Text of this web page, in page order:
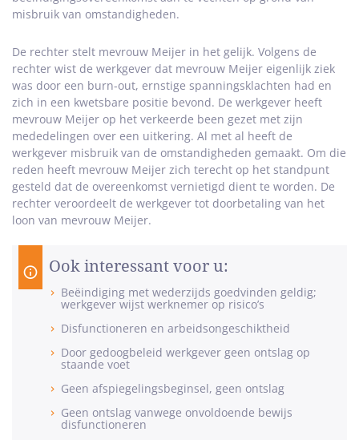
misbruik van omstandigheden.
De rechter stelt mevrouw Meijer in het gelijk. Volgens de
rechter wist de werkgever dat mevrouw Meijer eigenlijk ziek
was door een burn-out, ernstige spanningsklachten had en
zich in een kwetsbare positie bevond. De werkgever heeft
mevrouw Meijer op het verkeerde been gezet met zijn
mededelingen over een uitkering. Al met al heeft de
werkgever misbruik van de omstandigheden gemaakt. Om die
reden heeft mevrouw Meijer zich terecht op het standpunt
gesteld dat de overeenkomst vernietigd dient te worden. De
rechter veroordeelt de werkgever tot doorbetaling van het
loon van mevrouw Meijer.
Ook interessant voor u:
Beëindiging met wederzijds goedvinden geldig;
werkgever wijst werknemer op risico’s
Disfunctioneren en arbeidsongeschiktheid
Door gedoogbeleid werkgever geen ontslag op
staande voet
Geen afspiegelingsbeginsel, geen ontslag
Geen ontslag vanwege onvoldoende bewijs
disfunctioneren